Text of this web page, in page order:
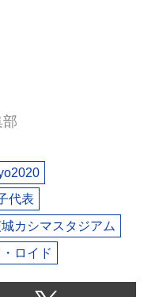
代表
カシマスタジアム
ロイド